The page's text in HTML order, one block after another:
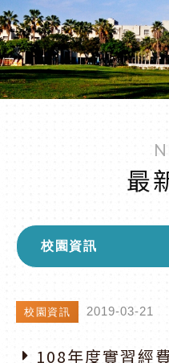
最
校園資訊
校園資訊 2019-03-21
108年度實習經